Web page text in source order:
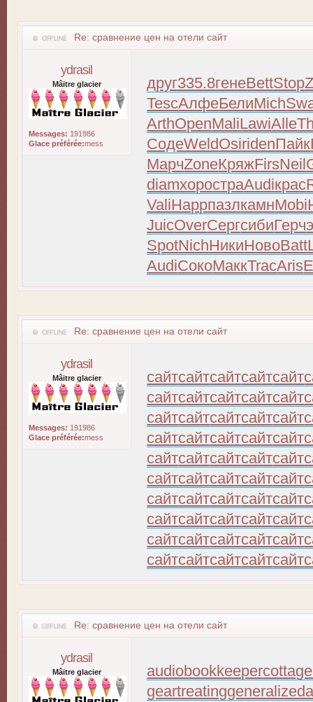
Re: сравнение цен на отели сайт
ydrasil
Mâitre glacier
Messages: 191986
Glace préférée:mess
друг335.8генеBettStop
TescАлфеБелиMich
ArthOpenMaliLawiAlle
СодеWeldOsiridenПайк
МарчZoneКряжFirsNeil
diamхоростраAudiкрас
ValiHappпазлкамнMobi
JuicOverСергсибиГерч
SpotNichНикиНовоBatt
AudiСокоМаккTracAris
Re: сравнение цен на отели сайт
ydrasil
Mâitre glacier
Messages: 191986
Glace préférée:mess
сайтсайтсайтсайтсайт
сайтсайтсайтсайтсайт
сайтсайтсайтсайтсайт
сайтсайтсайтсайтсайт
сайтсайтсайтсайтсайт
сайтсайтсайтсайтсайт
сайтсайтсайтсайтсайт
сайтсайтсайтсайтсайт
сайтсайтсайтсайтсайт
сайтсайтсайтсайтсайт
Re: сравнение цен на отели сайт
ydrasil
Mâitre glacier audiobookkeeper
geartreating